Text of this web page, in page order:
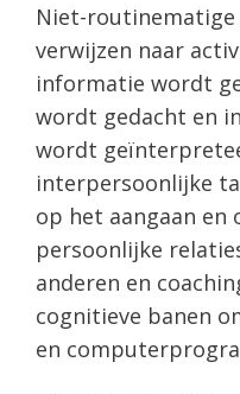
Niet-routinematige
verwijzen naar
informatie wordt
wordt gedacht en
wordt
interpersoonlijke
op het aangaan en
persoonlijke
anderen en
cognitieve banen
en